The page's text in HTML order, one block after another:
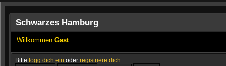
Schwarzes Hamburg
Willkommen Gast
Bittelogg dich ein oderregistriere dich